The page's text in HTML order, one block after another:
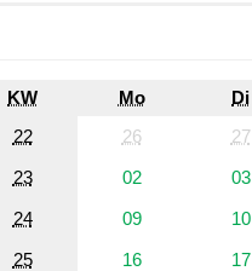
KW Mo Di
22
26 27
23
02 03
24
09 10
25
16 17